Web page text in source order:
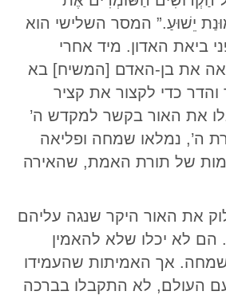
יֵשׁוּעַ.” המסר השלישי הוא
ביאת האדון. מיד אחרי
את בן-האדם [המשיח] בא
והדר כדי לקצור את קציר
את האור בקשר למקדש ה’
ה’, נמלאו שמחה ופליאה
של תורת האמת, שהאירה
את האור היקר שנגה עליהם
הם לא יכלו שלא להאמין
אך האמיתות שהעמידו
העולם, לא התקבלו בברכה